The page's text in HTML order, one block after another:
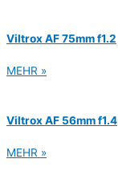
Viltrox AF 75mm f1.2
MEHR »
Viltrox AF 56mm f1.4
MEHR »